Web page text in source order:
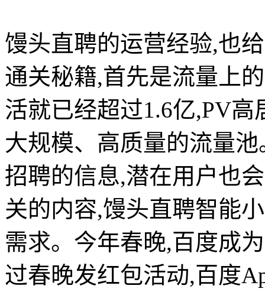
馒头直聘的运营经验,也
通关秘籍,首先是流量上
活就已经超过1.6亿,PV
大规模、高质量的流量
招聘的信息,潜在用户也
关的内容,馒头直聘智能
需求。今年春晚,百度成
过春晚发红包活动,百度